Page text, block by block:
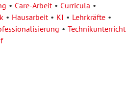
Care-Arbeit
Curricula
Hausarbeit KI
Lehrkräfte
Technikunterricht